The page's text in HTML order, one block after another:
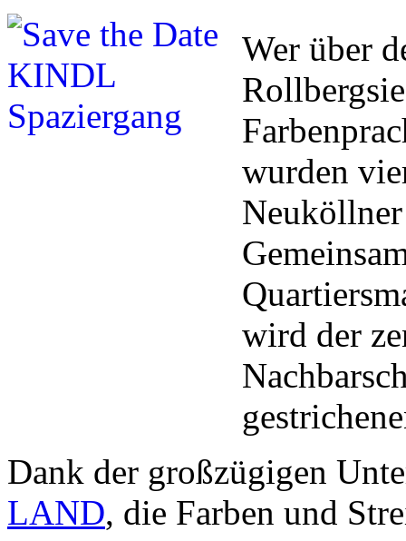
Wer über
wurden
wird der
Dank der großzügigen
LAND, die Farben und